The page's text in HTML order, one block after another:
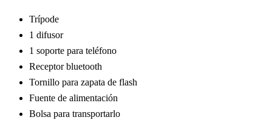
Trípode
1 difusor
1 soporte para teléfono
Receptor bluetooth
Tornillo para zapata de flash
Fuente de alimentación
Bolsa para transportarlo